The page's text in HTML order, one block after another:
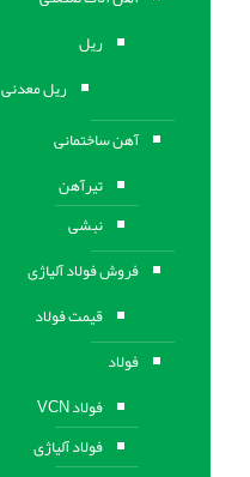
ریل
ریل معدنی
آهن ساختمانی
تیرآهن
نبشی
فروش فولاد آلیاژی
قیمت فولاد
فولاد
فولاد VCN
فولاد آلیاژی